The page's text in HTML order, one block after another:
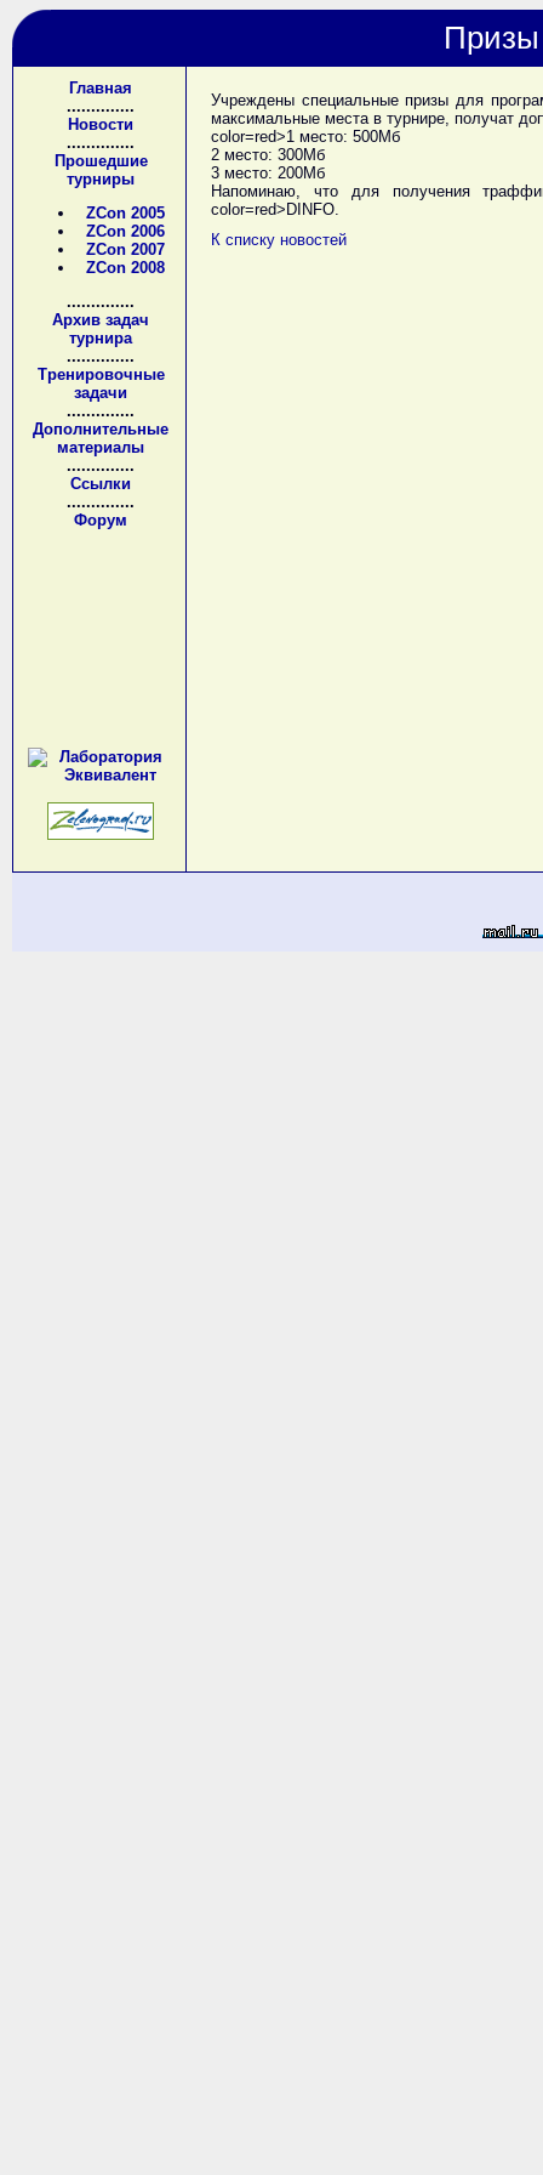
Главная
..............
Новости
..............
Прошедшие
турниры
ZCon 2005
ZCon 2006
ZCon 2007
ZCon 2008
..............
Архив задач
турнира
..............
Тренировочные
задачи
..............
Дополнительные
материалы
..............
Ссылки
..............
Форум
Учреждены специальные призы для
максимальные места в турнире, получат
color=red>1 место: 500Мб
2 место: 300Мб
3 место: 200Мб
Напоминаю, что для получения
color=red>DINFO.
К списку новостей